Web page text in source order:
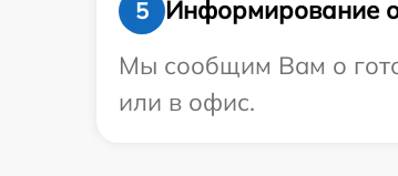
5
Информирование о
Мы сообщим Вам о
или в офис.